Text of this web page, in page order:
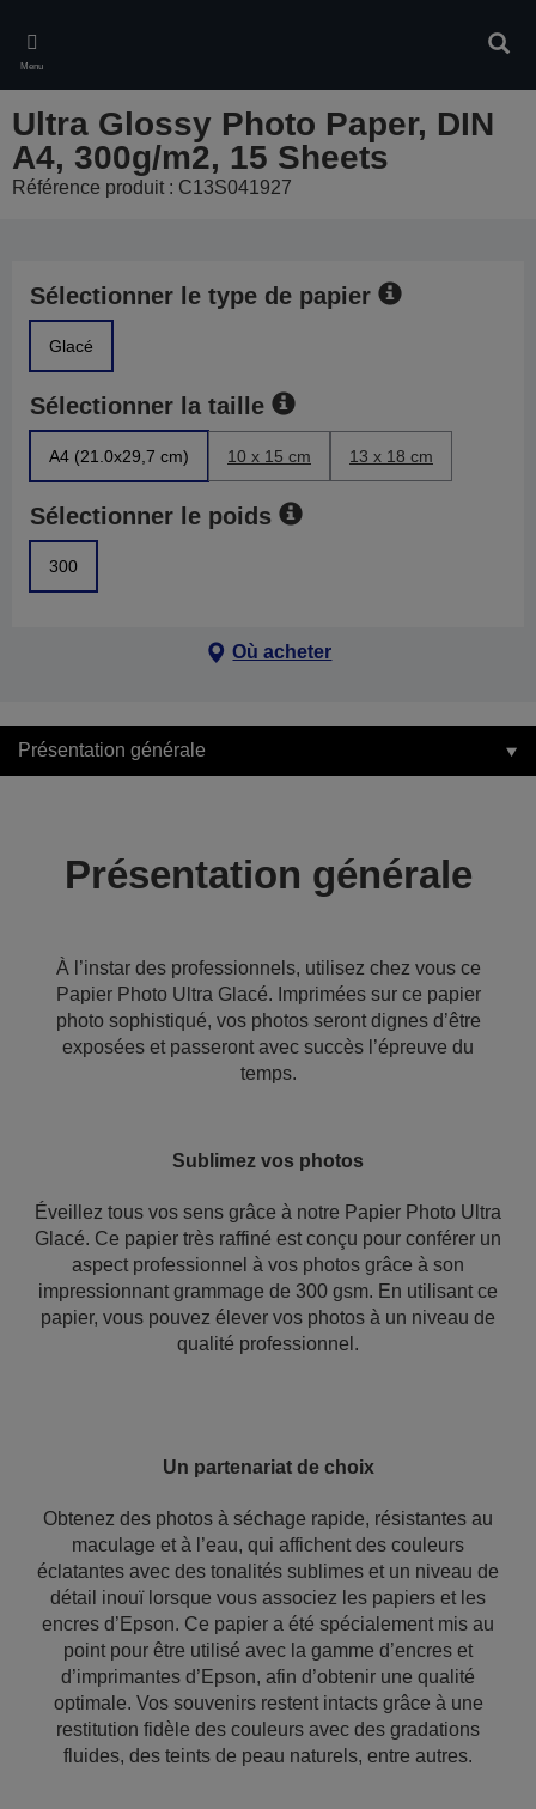
main
content
Menu
Ultra Glossy Photo Paper, DIN
A4, 300g/m2, 15 Sheets
Référence produit : C13S041927
Sélectionner le type de papier
Glacé
Sélectionner la taille
A4 (21.0x29,7 cm) 10 x 15 cm 13 x 18 cm
Sélectionner le poids
300
Où acheter
Présentation générale
Présentation générale
À l’instar des professionnels, utilisez chez vous ce
Papier Photo Ultra Glacé. Imprimées sur ce papier
photo sophistiqué, vos photos seront dignes d’être
exposées et passeront avec succès l’épreuve du
temps.
Sublimez vos photos
Éveillez tous vos sens grâce à notre Papier Photo Ultra
Glacé. Ce papier très raffiné est conçu pour conférer un
aspect professionnel à vos photos grâce à son
impressionnant grammage de 300 gsm. En utilisant ce
papier, vous pouvez élever vos photos à un niveau de
qualité professionnel.
Un partenariat de choix
Obtenez des photos à séchage rapide, résistantes au
maculage et à l’eau, qui affichent des couleurs
éclatantes avec des tonalités sublimes et un niveau de
détail inouï lorsque vous associez les papiers et les
encres d’Epson. Ce papier a été spécialement mis au
point pour être utilisé avec la gamme d’encres et
d’imprimantes d’Epson, afin d’obtenir une qualité
optimale. Vos souvenirs restent intacts grâce à une
restitution fidèle des couleurs avec des gradations
fluides, des teints de peau naturels, entre autres.